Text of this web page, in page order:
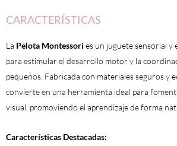
CARACTERÍSTICAS
La Pelota Montessori es un juguete sensorial y
para estimular el desarrollo motor y la
pequeños. Fabricada con materiales seguros y
convierte en una herramienta ideal para
visual, promoviendo el aprendizaje de forma
Características Destacadas: